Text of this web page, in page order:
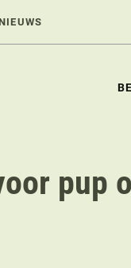
pup